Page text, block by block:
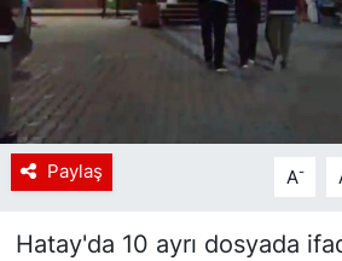
Paylaş A-
Hatay'da 10 ayrı dosyada
Tanıtım